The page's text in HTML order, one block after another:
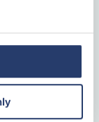
Kontakt
Ihnen gerne